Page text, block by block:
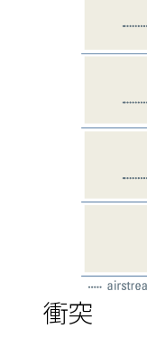
衝突